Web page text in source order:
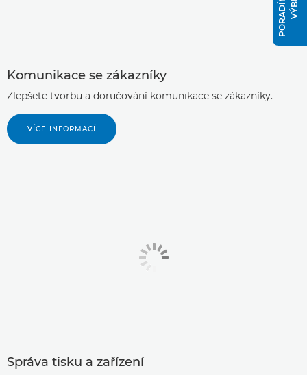
Komunikace se zákazníky
Zlepšete tvorbu a doručování komunikace se zákazníky.
VÍCE INFORMACÍ
Správa tisku a zařízení